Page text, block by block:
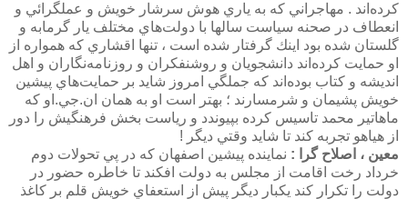
كرده‌اند . مهاجراني كه به ياري هوش سرشار خويش و عملگرائي و
انعطاف در صحنه سياست سالها با دولت‌هاي مختلف يار گرمابه و
گلستان شده بود اينك گرفتار شده است ، تنها اقشاري كه همواره از
او حمايت كرده‌اند دانشجويان و روشنفكران و روزنامه‌نگاران و اهل
انديشه و كتاب بوده‌اند كه جملگي امروز شايد بر حمايت‌هاي پيشين
خويش پشيمان و شرمسارند ؛ بهتر است او به همان ان.جي.او كه
ماهاتير محمد تاسيس كرده بپيوندد و رياست بخش فرهنگيش را دور
از هياهو تجربه كند تا شايد وقتي ديگر !
معين ، اصلاح گرا : نماينده پيشين اصفهان كه در پي تحولات دوم
خرداد رخت اقامت از مجلس به دولت افكند تا خاطره حضور در
دولت را تكرار كند يكبار ديگر پيش از استعفاي خويش قلم بر كاغذ